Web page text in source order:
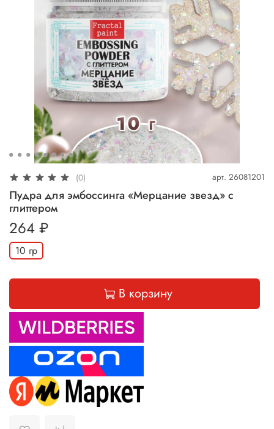
(0) арт. 26081201
Пудра для эмбоссинга «Мерцание звезд» с
глиттером
264 ₽
10 гр
В корзину